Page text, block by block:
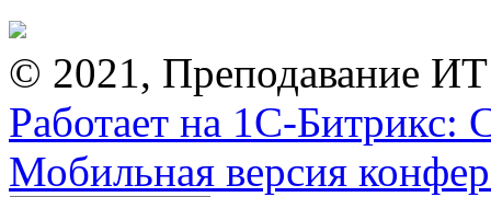
© 2021, Преподавание
Работает на 1С-Битрикс:
Мобильная версия